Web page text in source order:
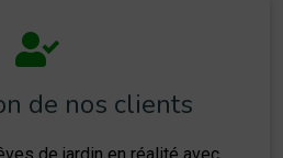
de nos clients